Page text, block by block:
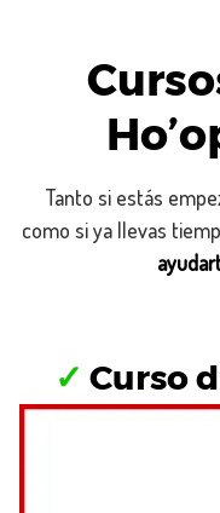
Tanto si estás
como si ya llevas
✓ Curso